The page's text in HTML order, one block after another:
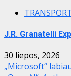
J.R. Granatelli
30 liepos, 2026
„Microsoft“